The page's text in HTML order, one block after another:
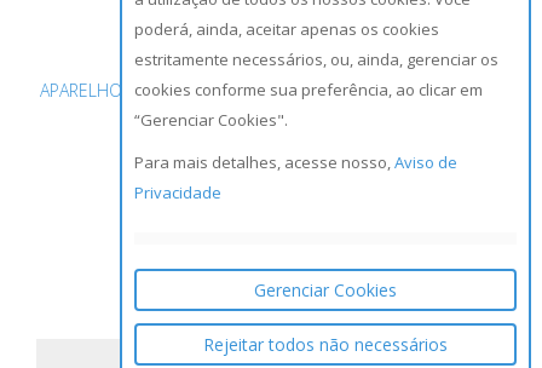
APARELHO DEPILATÓRIO GILLETTE PRESTOBARBA C/2 EXCEL
FEMININO UNIT
7501009225027
poderá, ainda, aceitar apenas os cookies
estritamente necessários, ou, ainda, gerenciar os
cookies conforme sua preferência, ao clicar em
“Gerenciar Cookies".
Para mais detalhes, acesse nosso,Aviso de
Privacidade
Gerenciar Cookies
Rejeitar todos não necessários